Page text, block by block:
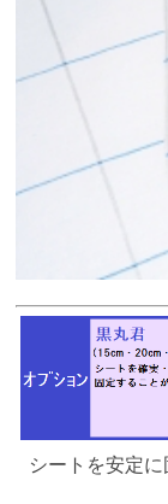
シートを安定